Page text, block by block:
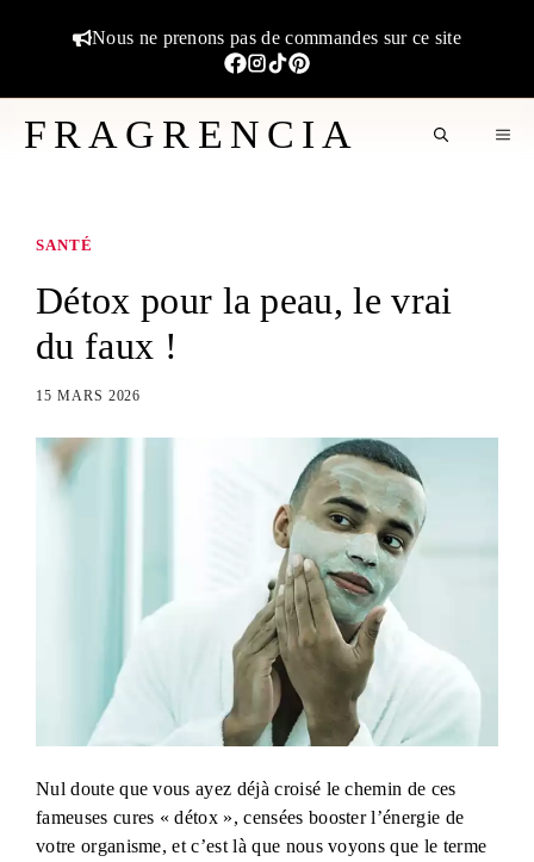
Nous ne prenons pas de commandes sur ce site
FRAGRENCIA
SANTÉ
Détox pour la peau, le vrai
du faux !
15 MARS 2026
Nul doute que vous ayez déjà croisé le chemin de ces
fameuses cures « détox », censées booster l’énergie de
votre organisme, et c’est là que nous voyons que le terme